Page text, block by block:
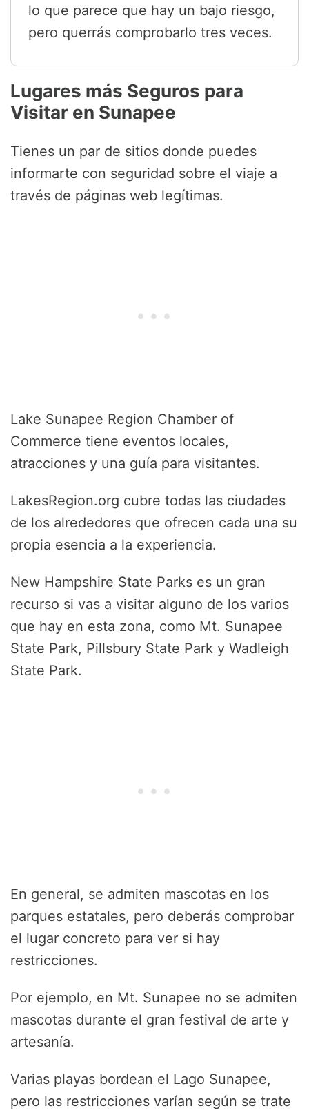
lo que parece que hay un bajo riesgo,
pero querrás comprobarlo tres veces.
Lugares más Seguros para
Visitar en Sunapee
Tienes un par de sitios donde puedes
informarte con seguridad sobre el viaje a
través de páginas web legítimas.
Lake Sunapee Region Chamber of
Commerce tiene eventos locales,
atracciones y una guía para visitantes.
LakesRegion.org cubre todas las ciudades
de los alrededores que ofrecen cada una su
propia esencia a la experiencia.
New Hampshire State Parks es un gran
recurso si vas a visitar alguno de los varios
que hay en esta zona, como Mt. Sunapee
State Park, Pillsbury State Park y Wadleigh
State Park.
En general, se admiten mascotas en los
parques estatales, pero deberás comprobar
el lugar concreto para ver si hay
restricciones.
Por ejemplo, en Mt. Sunapee no se admiten
mascotas durante el gran festival de arte y
artesanía.
Varias playas bordean el Lago Sunapee,
pero las restricciones varían según se trate